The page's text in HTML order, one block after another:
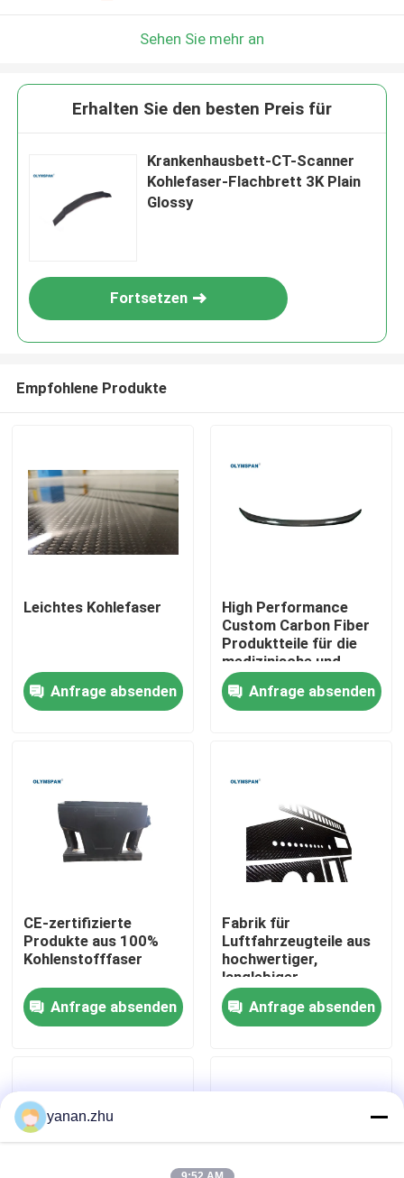
Produkte
Über uns
Qualitätskontrolle
Kontakt mit uns
Rechtssachen
Sehen Sie mehr an
Erhalten Sie den besten Preis für
Krankenhausbett-CT-Scanner
Kohlefaser-Flachbrett 3K Plain
Glossy
Fortsetzen
Empfohlene Produkte
Leichtes Kohlefaser
Anfrage absenden
High Performance
Custom Carbon Fiber
Produktteile für die
medizinische und
Automobilindustrie
Anfrage absenden
CE-zertifizierte
Produkte aus 100%
Kohlenstofffaser
Anfrage absenden
Fabrik für
Luftfahrzeugteile aus
hochwertiger,
langlebiger,
benutzerdefinierter
Kohlenstofffaser
Anfrage absenden
yanan.zhu